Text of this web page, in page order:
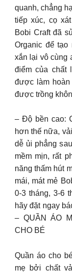
quanh, chẳng
tiếp xúc, cọ
Bobi Craft đã
Organic để tạo
xắn lại vô cùng
điểm của chất
được làm
được trồng
– Độ bền cao:
hơn thế nữa,
dễ ủi phẳng
mềm mịn, rất
năng thấm hút
mái, mát mẻ
0-3 tháng, 3-6
hãy đặt ngay
– QUẦN ÁO
CHO BÉ
Quần áo cho
mẹ bởi chất